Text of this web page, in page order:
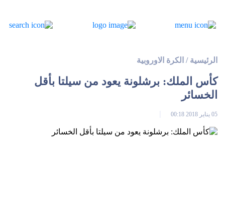
الرئيسية / الكرة الاوروبية
كأس الملك: برشلونة يعود من سيلتا بأقل
الخسائر
05 يناير 2018 00:18